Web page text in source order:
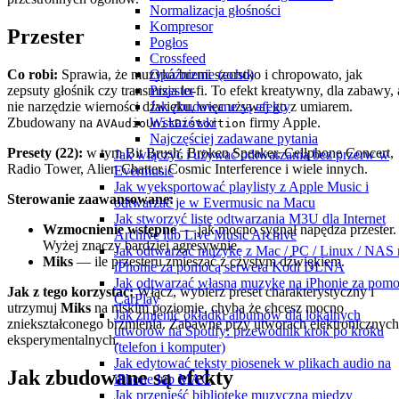
Normalizacja głośności
Kompresor
Pogłos
Crossfeed
Opóźnienie (echo)
Przester
Jak zbudowane są efekty
Wskazówki
Najczęściej zadawane pytania
Jak włączyć i używać odtwarzania bez przerw w
Evermusic
Jak wyeksportować playlisty z Apple Music i
odtwarzać je w Evermusic na Macu
Jak stworzyć listę odtwarzania M3U dla Internet
Archive lub Live Music Archive
Jak odtwarzać muzykę z Mac / PC / Linux / NAS
iPhonie za pomocą serwera Kodi DLNA
Jak odtwarzać własną muzykę na iPhonie za
CarPlay
Jak zmienić okładki albumów dla lokalnych
utworów na Spotify: przewodnik krok po kroku
(telefon i komputer)
Jak edytować teksty piosenek w plikach audio na
iPhone lub MAC
Jak przenieść bibliotekę muzyczną między
Przester
Co robi: Sprawia, że muzyka brzmi szorstko i chropowato, jak
zepsuty głośnik czy transmisja lo-fi. To efekt kreatywny, dla zabawy,
nie narzędzie wierności dźwięku, więc używaj go z umiarem.
Zbudowany na AVAudioUnitDistortion firmy Apple.
Presety (22): w tym Bit Brush, Broken Speaker, Cellphone Concert,
Radio Tower, Alien Chatter, Cosmic Interference i wiele innych.
Sterowanie zaawansowane:
Wzmocnienie wstępne— jak mocno sygnał napędza przester.
Wyżej znaczy bardziej agresywnie.
Miks — ile przesteru zmieszać z czystym dźwiękiem.
Jak z tego korzystać:Włącz, wybierz preset charakterystyczny i
utrzymuj Miks na niskim poziomie, chyba że chcesz mocno
zniekształconego brzmienia. Zabawne przy utworach
eksperymentalnych.
Jak zbudowane są efekty